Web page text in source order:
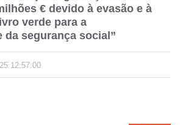
€ devido à evasão e à
verde para a
da segurança social”
12:57:00